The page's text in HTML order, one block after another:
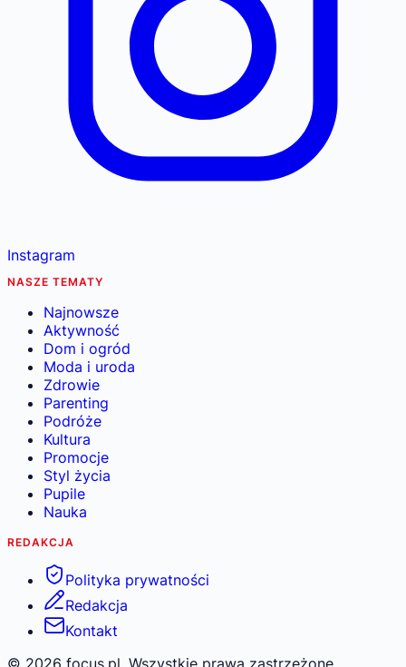
Instagram
NASZE TEMATY
Najnowsze
Aktywność
Dom i ogród
Moda i uroda
Zdrowie
Parenting
Podróże
Kultura
Promocje
Styl życia
Pupile
Nauka
REDAKCJA
Polityka prywatności
Redakcja
Kontakt
© 2026 focus.pl. Wszystkie prawa zastrzeżone.